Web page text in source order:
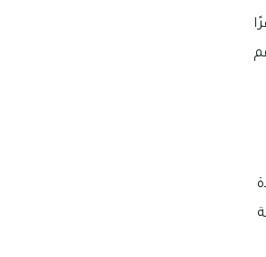
عمله متاحة من الساعة 12 ظهرًا
ورقم